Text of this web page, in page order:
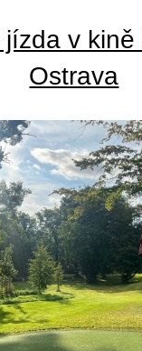
jízda v
Ostrava